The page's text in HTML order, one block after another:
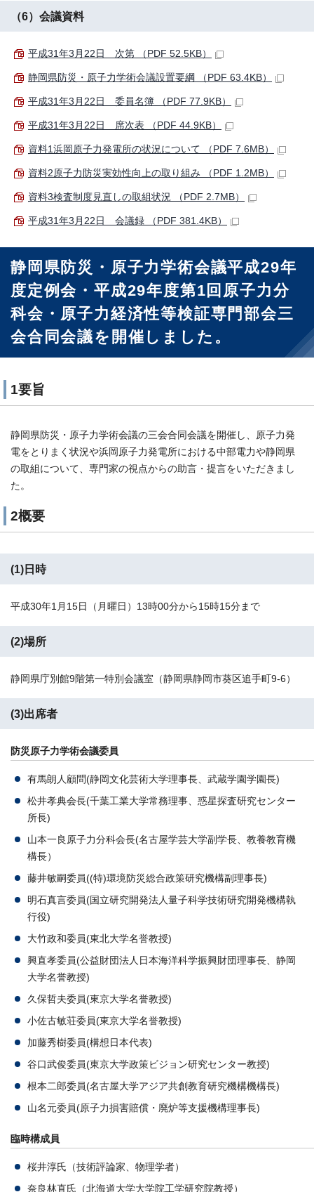
（6）会議資料
平成31年3月22日 次第 （PDF 52.5KB）
静岡県防災・原子力学術会議設置要綱 （PDF 63.4KB）
平成31年3月22日 委員名簿 （PDF 77.9KB）
平成31年3月22日 席次表 （PDF 44.9KB）
資料1浜岡原子力発電所の状況について （PDF 7.6MB）
資料2原子力防災実効性向上の取り組み （PDF 1.2MB）
資料3検査制度見直しの取組状況 （PDF 2.7MB）
平成31年3月22日 会議録 （PDF 381.4KB）
静岡県防災・原子力学術会議平成29年
度定例会・平成29年度第1回原子力分
科会・原子力経済性等検証専門部会三
会合同会議を開催しました。
1要旨
静岡県防災・原子力学術会議の三会合同会議を開催し、原子力発
電をとりまく状況や浜岡原子力発電所における中部電力や静岡県
の取組について、専門家の視点からの助言・提言をいただきまし
た。
2概要
(1)日時
平成30年1月15日（月曜日）13時00分から15時15分まで
(2)場所
静岡県庁別館9階第一特別会議室（静岡県静岡市葵区追手町9-6）
(3)出席者
防災原子力学術会議委員
有馬朗人顧問(静岡文化芸術大学理事長、武蔵学園学園長)
松井孝典会長(千葉工業大学常務理事、惑星探査研究センター
所長)
山本一良原子力分科会長(名古屋学芸大学副学長、教養教育機
構長）
藤井敏嗣委員((特)環境防災総合政策研究機構副理事長)
明石真言委員(国立研究開発法人量子科学技術研究開発機構執
行役)
大竹政和委員(東北大学名誉教授)
興直孝委員(公益財団法人日本海洋科学振興財団理事長、静岡
大学名誉教授)
久保哲夫委員(東京大学名誉教授)
小佐古敏荘委員(東京大学名誉教授)
加藤秀樹委員(構想日本代表)
谷口武俊委員(東京大学政策ビジョン研究センター教授)
根本二郎委員(名古屋大学アジア共創教育研究機構機構長)
山名元委員(原子力損害賠償・廃炉等支援機構理事長)
臨時構成員
桜井淳氏（技術評論家、物理学者）
奈良林直氏（北海道大学大学院工学研究院教授）